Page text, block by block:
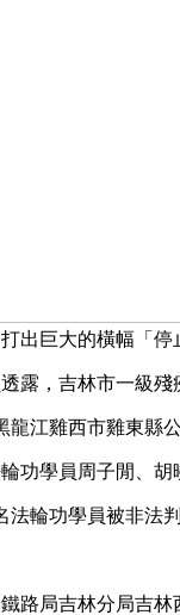
出巨大的橫幅「停
露，吉林市一級
江雞西市雞東縣
功學員周子閒、胡
法輪功學員被非法
路局吉林分局吉